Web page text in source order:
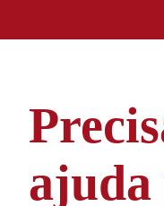
Especialização
Traumato-
ortopédica e
Esportiva
Fisioterapia
Traumato-
ortopédica e
Esportiva
ajuda